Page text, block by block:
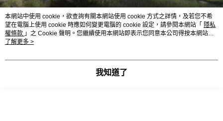
WOAWOA 能量激發登山襪 | 推薦
●能量襪 | 登山襪 | 減壓襪
本網站中使用 cookie，欲查詢有關本網站使用 cookie 方式之詳情，及若您不希
望在電腦上使用 cookie 時應如何變更電腦的 cookie 設定，請參閱本網站「 隱私
權條款 」之 Cookie 聲明。您繼續使用本網站即表示您同意本公司得按本網站使
用條款之 Cookie 聲明使用 cookie。
了解更多 >
我知道了